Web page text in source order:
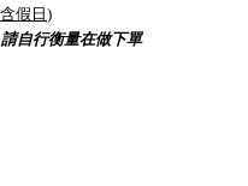
假日 )
自行衡量在做下單